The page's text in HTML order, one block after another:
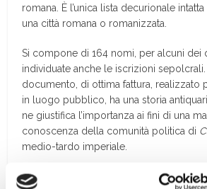
romana. È l’unica lista decurionale
una città romana o romanizzata.
Si compone di 164 nomi, per alcuni dei
individuate anche le iscrizioni
documento, di ottima fattura, realizzato
in luogo pubblico, ha una storia
ne giustifica l’importanza ai fini di una
conoscenza della comunità politica di
medio-tardo imperiale.
Continua a leggere sulla rivista